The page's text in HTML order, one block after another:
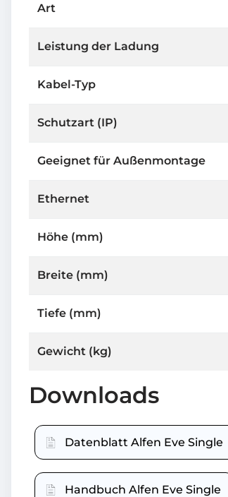
Art
Leistung der Ladung
Kabel-Typ
Schutzart (IP)
Geeignet für Außenmontage
Ethernet
Höhe (mm)
Breite (mm)
Tiefe (mm)
Gewicht (kg)
Downloads
Datenblatt Alfen Eve Single
Handbuch Alfen Eve Single